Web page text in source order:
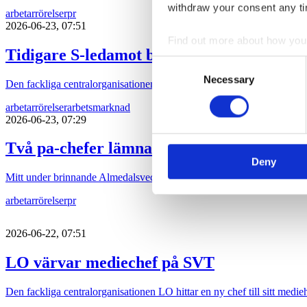
withdraw your consent any
Find out more about how
We use cookies to
information about your use
other information that
Consent
Selection
Necessary
Deny
arbetarrörelserpr
2026-06-23, 07:51
Tidigare S-ledamot blir komchef på TCO
Den fackliga centralorganisationen TCO hittar sin nay
arbetarrörelserarbetsmarknad
2026-06-23, 07:29
Två pa-chefer lämnar sina byråer
Mitt under brinnande Almedalsveckan avgår pa-chefer för två av
arbetarrörelserpr
2026-06-22, 07:51
LO värvar mediechef på SVT
Den fackliga centralorganisationen LO hittar en ny chef till sitt